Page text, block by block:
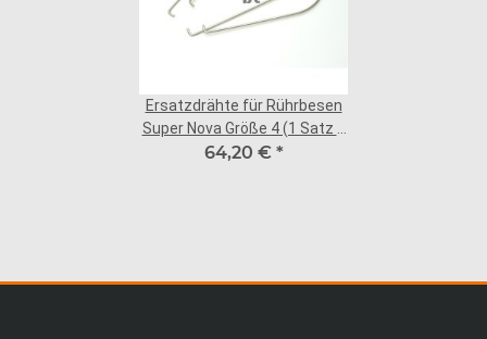
Ersatzdrähte für Rührbesen
Super Nova Größe 4 (1 Satz =
6 Stk.)
64,20 € *